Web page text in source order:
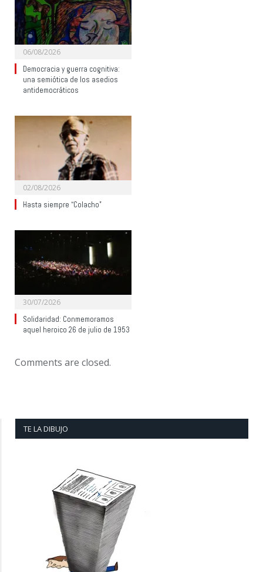
06/08/2026
Democracia y guerra cognitiva:
una semiótica de los asedios
antidemocráticos
02/08/2026
Hasta siempre “Colacho”
30/07/2026
Solidaridad: Conmemoramos
aquel heroico 26 de julio de 1953
Comments are closed.
TE LA DIBUJO